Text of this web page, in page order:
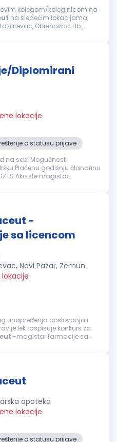
kolegom/koleginicom na
na sledećim lokacijama:
Obrenovac, Ub,
Diplomirani
lokacije
o statusu prijave
na sebi Mogućnost
Plaćenu godišnju članarinu
rad...
-
sa licencom
Novi Pazar, Zemun
unapređenja poslovanja i
lek raspisuje konkurs za
-magistar farmacije sa
apoteka
lokacije
o statusu prijave